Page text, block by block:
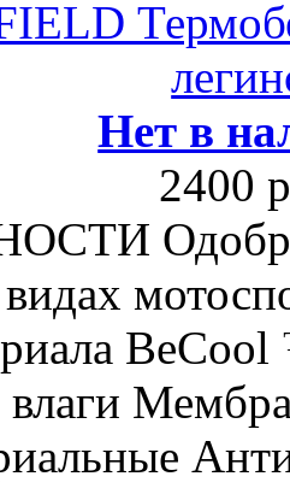
Нет в
2400
видах